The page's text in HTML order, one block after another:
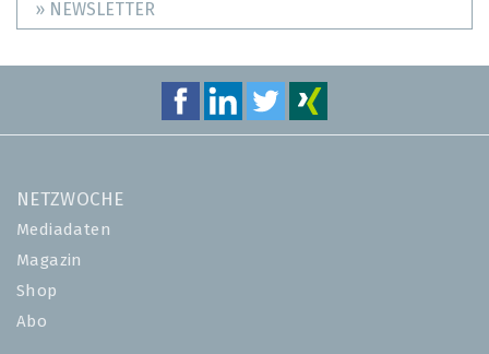
» NEWSLETTER
NETZWOCHE
Mediadaten
Magazin
Shop
Abo